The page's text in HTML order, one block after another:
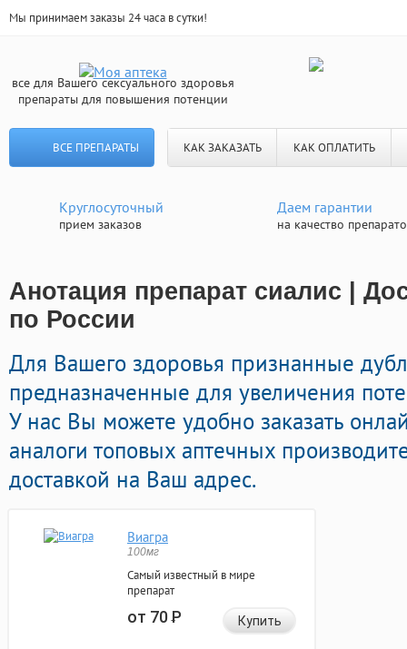
Мы принимаем заказы 24 часа в сутки!
все для Вашего сексуального здоровья
препараты для повышения потенции
ВСЕ ПРЕПАРАТЫ КАК ЗАКАЗАТЬ КАК ОПЛАТИТЬ
Круглосуточный
прием заказов
Даем гарантии
на качество
Анотация препарат сиалис |
по России
Для Вашего здоровья признанные
предназначенные для увеличения
У нас Вы можете удобно заказать
аналоги топовых аптечных
доставкой на Ваш адрес.
Виагра
100мг
Самый известный в мире
препарат
от 70Р Купить